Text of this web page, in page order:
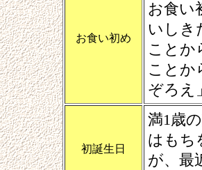
お食い初め
お食い
いしき
ことか
ことか
ぞろえ
初誕生日
満1歳
はもち
が、最